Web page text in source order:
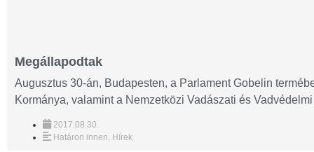
Megállapodtak
Augusztus 30-án, Budapesten, a Parlament Gobelin
Kormánya, valamint a Nemzetközi Vadászati és
2017.08.30.
Határon innen, Hírek